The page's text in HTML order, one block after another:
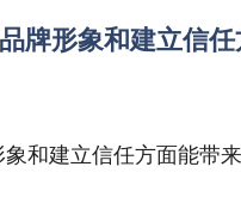
牌形象和建立信
和建立信任方面能带